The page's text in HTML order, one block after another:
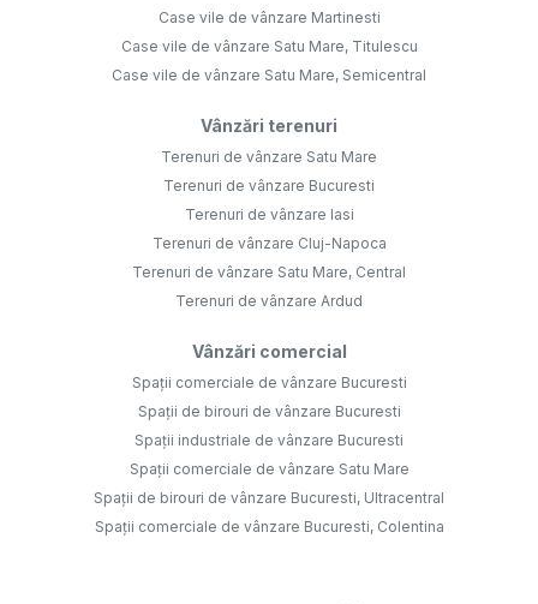
Case vile de vânzare Martinesti
Case vile de vânzare Satu Mare, Titulescu
Case vile de vânzare Satu Mare, Semicentral
Vânzări terenuri
Terenuri de vânzare Satu Mare
Terenuri de vânzare Bucuresti
Terenuri de vânzare Iasi
Terenuri de vânzare Cluj-Napoca
Terenuri de vânzare Satu Mare, Central
Terenuri de vânzare Ardud
Vânzări comercial
Spații comerciale de vânzare Bucuresti
Spații de birouri de vânzare Bucuresti
Spații industriale de vânzare Bucuresti
Spații comerciale de vânzare Satu Mare
Spații de birouri de vânzare Bucuresti, Ultracentral
Spații comerciale de vânzare Bucuresti, Colentina